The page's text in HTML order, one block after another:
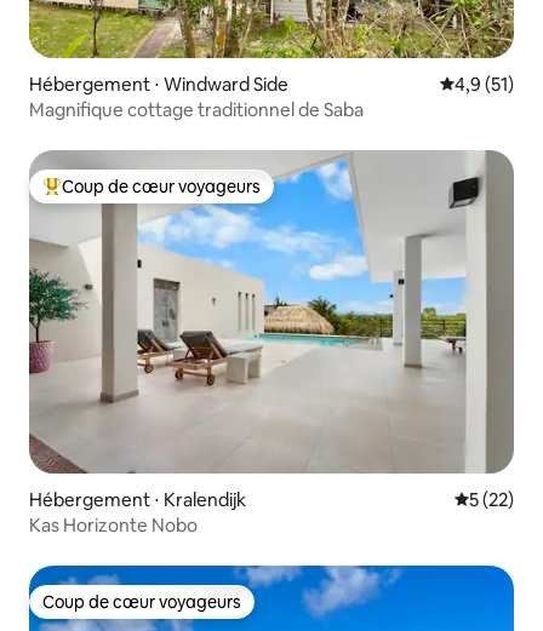
Hébergement ⋅ Windward Side Évaluation
4,9 (51)
Magnifique cottage traditionnel de Saba
Coups de cœur voyageurs les plus appréciés
Coup de cœur voyageurs
Hébergement ⋅ Kralendijk
5 (22)
Kas Horizonte Nobo
Coup de cœur voyageurs
Coup de cœur voyageurs